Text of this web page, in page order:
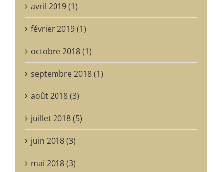
avril 2019 (1)
février 2019 (1)
octobre 2018 (1)
septembre 2018 (1)
août 2018 (3)
juillet 2018 (5)
juin 2018 (3)
mai 2018 (3)